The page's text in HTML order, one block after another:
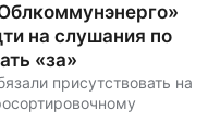
на слушания по
«за»
присутствовать на